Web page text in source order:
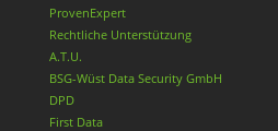
ProvenExpert
Rechtliche Unterstützung
A.T.U.
BSG-Wüst Data Security GmbH
DPD
First Data